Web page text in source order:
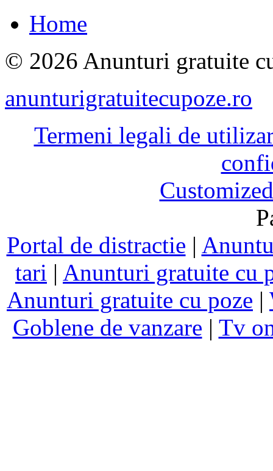
Home
© 2026 Anunturi gratuite
anunturigratuitecupoze.ro
Termeni legali de
Portal de distractie |
tari | Anunturi gratuite cu
Anunturi gratuite cu poze |
Goblene de vanzare | Tv